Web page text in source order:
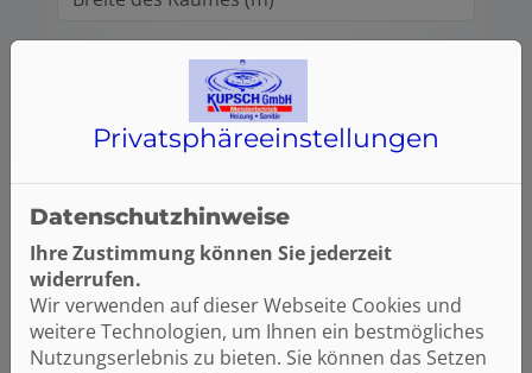
Höhe des Raumes (m)
Budget und Umbauzeitraum
ausgeben (Euro)?
Wann möchten Sie mit dem Umbau beginnen?
Privatsphäre­einstellungen
Datenschutzhinweise
Ihre Zustimmung können Sie jederzeit
widerrufen.
Wir verwenden auf dieser Webseite Cookies und
weitere Technologien, um Ihnen ein bestmögliches
Nutzungserlebnis zu bieten. Sie können das Setzen